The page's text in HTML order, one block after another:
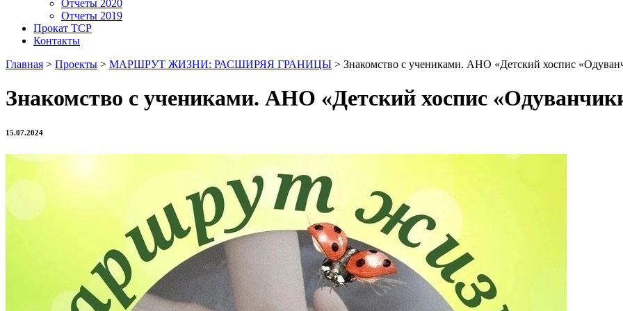
Отчеты 2020
Отчеты 2019
Прокат ТСР
Контакты
Главная > Проекты > МАРШРУТ ЖИЗНИ: РАСШИРЯЯ ГРАНИЦЫ > Знакомство с учениками. АНО «Детский хоспис
Знакомство с учениками. АНО «Детский хоспис
15.07.2024